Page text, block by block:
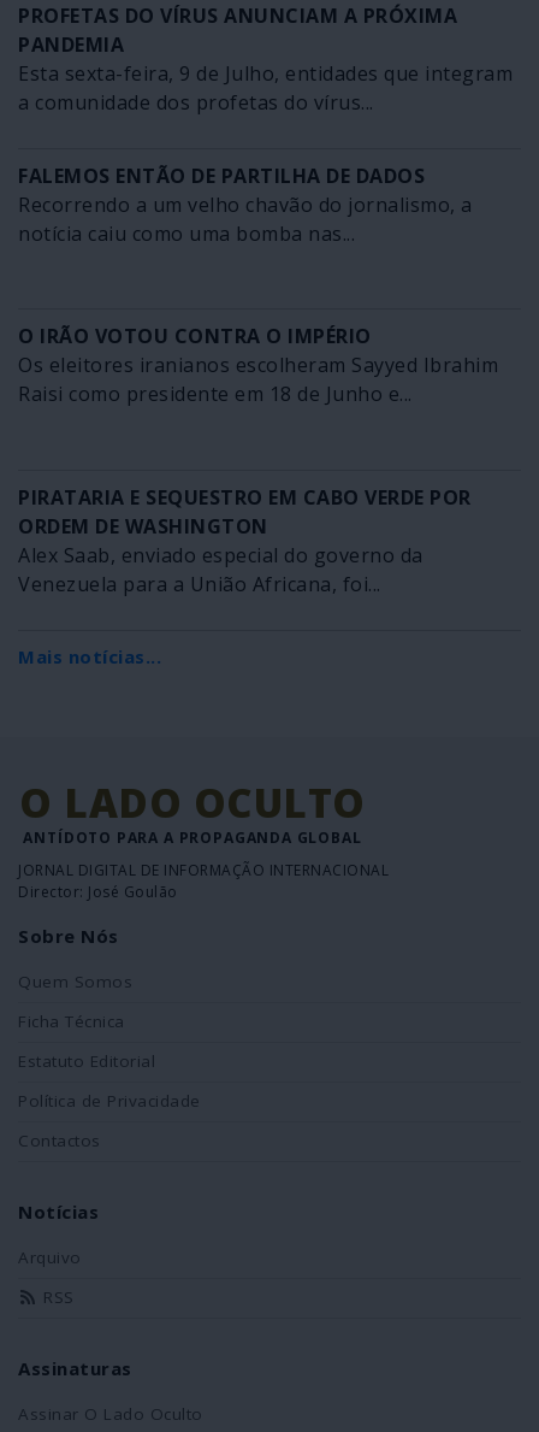
PROFETAS DO VÍRUS ANUNCIAM A PRÓXIMA
PANDEMIA
Esta sexta-feira, 9 de Julho, entidades que integram
a comunidade dos profetas do vírus...
FALEMOS ENTÃO DE PARTILHA DE DADOS
Recorrendo a um velho chavão do jornalismo, a
notícia caiu como uma bomba nas...
O IRÃO VOTOU CONTRA O IMPÉRIO
Os eleitores iranianos escolheram Sayyed Ibrahim
Raisi como presidente em 18 de Junho e...
PIRATARIA E SEQUESTRO EM CABO VERDE POR
ORDEM DE WASHINGTON
Alex Saab, enviado especial do governo da
Venezuela para a União Africana, foi...
Mais notícias...
O LADO OCULTO
ANTÍDOTO PARA A PROPAGANDA GLOBAL
JORNAL DIGITAL DE INFORMAÇÃO INTERNACIONAL
Director: José Goulão
Sobre Nós
Quem Somos
Ficha Técnica
Estatuto Editorial
Política de Privacidade
Contactos
Notícias
Arquivo
RSS
Assinaturas
Assinar O Lado Oculto